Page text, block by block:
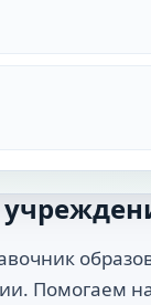
Помогаем